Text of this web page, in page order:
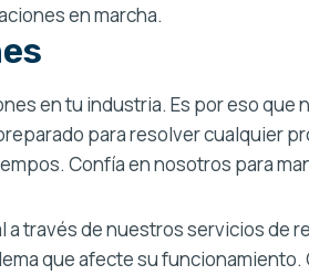
en marcha.
en tu industria. Es por eso
para resolver cualquier
Confía en nosotros para
través de nuestros servicios de
que afecte su